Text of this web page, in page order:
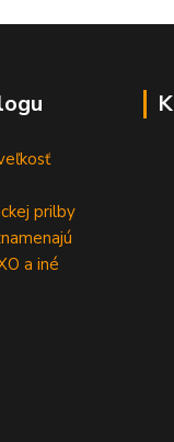
prilby
a iné